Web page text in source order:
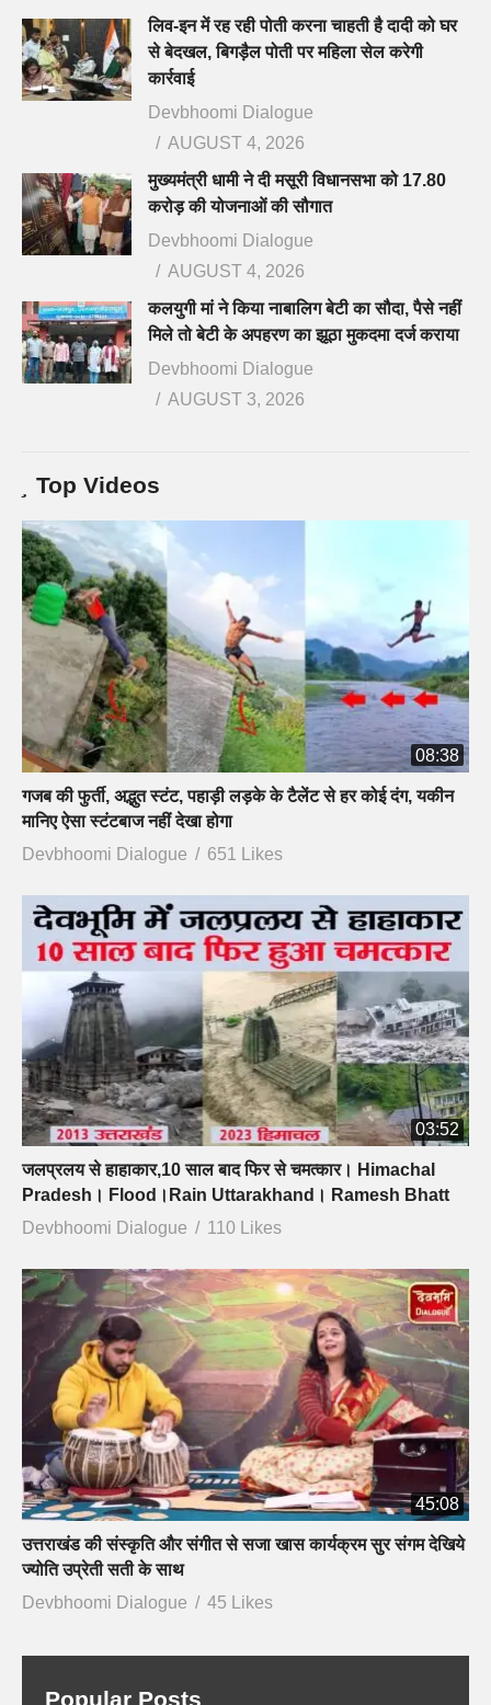
लिव-इन में रह रही पोती करना चाहती है दादी को घर
से बेदखल, बिगड़ैल पोती पर महिला सेल करेगी
कार्रवाई
Devbhoomi Dialogue
AUGUST 4, 2026
मुख्यमंत्री धामी ने दी मसूरी विधानसभा को 17.80
करोड़ की योजनाओं की सौगात
Devbhoomi Dialogue
AUGUST 4, 2026
कलयुगी मां ने किया नाबालिग बेटी का सौदा, पैसे नहीं
मिले तो बेटी के अपहरण का झूठा मुकदमा दर्ज कराया
Devbhoomi Dialogue
AUGUST 3, 2026
Top Videos
08:38
गजब की फुर्ती, अद्भुत स्टंट, पहाड़ी लड़के के टैलेंट से हर कोई दंग, यकीन
मानिए ऐसा स्टंटबाज नहीं देखा होगा
Devbhoomi Dialogue
651 Likes
03:52
जलप्रलय से हाहाकार,10 साल बाद फिर से चमत्कार। Himachal
Pradesh। Flood।Rain Uttarakhand। Ramesh Bhatt
Devbhoomi Dialogue
110 Likes
45:08
उत्तराखंड की संस्कृति और संगीत से सजा खास कार्यक्रम सुर संगम देखिये
ज्योति उप्रेती सती के साथ
Devbhoomi Dialogue
45 Likes
Popular Posts